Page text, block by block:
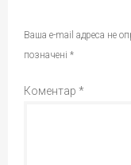
Ваша e-mail адреса не
позначені *
Коментар *